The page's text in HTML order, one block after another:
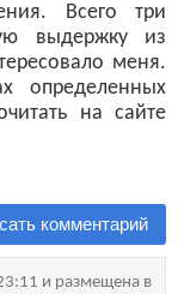
Всего три
выдержку из
меня.
определенных
на сайте
комментарий
и размещена в